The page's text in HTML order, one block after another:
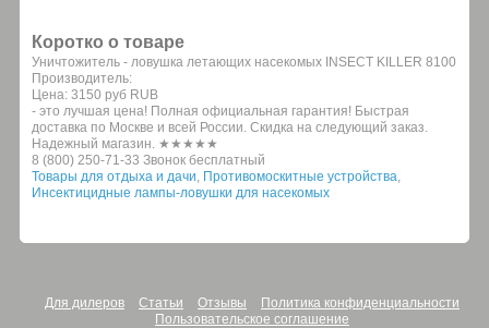
Коротко о товаре
Уничтожитель - ловушка летающих насекомых INSECT KILLER 8100
Производитель:
Цена: 3150 руб RUB
- это лучшая цена! Полная официальная гарантия! Быстрая
доставка по Москве и всей России. Скидка на следующий заказ.
Надежный магазин. ★★★★★
8 (800) 250-71-33 Звонок бесплатный
Товары для отдыха и дачи Противомоскитные устройства
Инсектицидные лампы-ловушки для насекомых
Для дилеров Статьи Отзывы
Политика конфиденциальности
Пользовательское соглашение